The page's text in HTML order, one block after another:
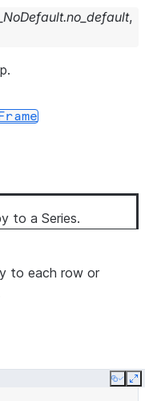
_NoDefault.no_default,
to a Series.
to each row or
Copy